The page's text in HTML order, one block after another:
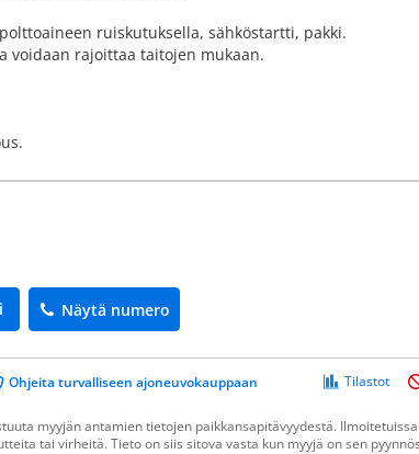
ruiskutuksella, sähköstartti, pakki.
voidaan rajoittaa taitojen mukaan.
Näytä numero
Ohjeita turvalliseen ajoneuvokauppaan Tilastot
myyjän antamien tietojen paikkansapitävyydestä.
tai virheitä. Tieto on siis sitova vasta kun myyjä on sen